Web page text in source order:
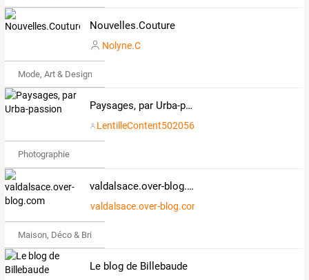
Nouvelles.Couture
Nolyne.C
Mode, Art & Design
Paysages, par Urba-passion
LentilleContent502056
Photographie
valdalsace.over-blog.com
valdalsace.over-blog.com
Maison, Déco & Bricolage
Le blog de Billebaude